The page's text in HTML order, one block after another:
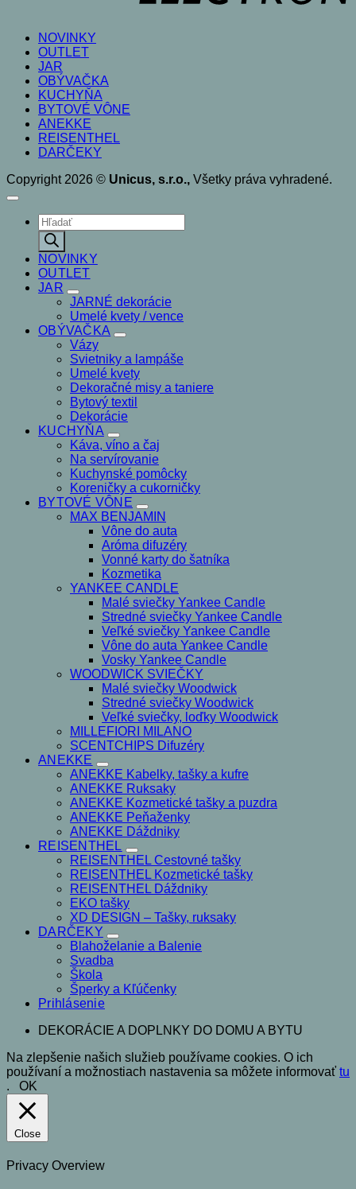
NOVINKY
OUTLET
JAR
OBÝVAČKA
KUCHYŇA
BYTOVÉ VÔNE
ANEKKE
REISENTHEL
DARČEKY
Copyright 2026 © Unicus, s.r.o., Všetky práva vyhradené.
Products
search
NOVINKY
OUTLET
JAR
JARNÉ dekorácie
Umelé kvety / vence
OBÝVAČKA
Vázy
Svietniky a lampáše
Umelé kvety
Dekoračné misy a taniere
Bytový textil
Dekorácie
KUCHYŇA
Káva, víno a čaj
Na servírovanie
Kuchynské pomôcky
Koreničky a cukorničky
BYTOVÉ VÔNE
MAX BENJAMIN
Vône do auta
Aróma difuzéry
Vonné karty do šatníka
Kozmetika
YANKEE CANDLE
Malé sviečky Yankee Candle
Stredné sviečky Yankee Candle
Veľké sviečky Yankee Candle
Vône do auta Yankee Candle
Vosky Yankee Candle
WOODWICK SVIEČKY
Malé sviečky Woodwick
Stredné sviečky Woodwick
Veľké sviečky, loďky Woodwick
MILLEFIORI MILANO
SCENTCHIPS Difuzéry
ANEKKE
ANEKKE Kabelky, tašky a kufre
ANEKKE Ruksaky
ANEKKE Kozmetické tašky a puzdra
ANEKKE Peňaženky
ANEKKE Dáždniky
REISENTHEL
REISENTHEL Cestovné tašky
REISENTHEL Kozmetické tašky
REISENTHEL Dáždniky
EKO tašky
XD DESIGN – Tašky, ruksaky
DARČEKY
Blahoželanie a Balenie
Svadba
Škola
Šperky a Kľúčenky
Prihlásenie
DEKORÁCIE A DOPLNKY DO DOMU A BYTU
Na zlepšenie našich služieb používame cookies. O ich
používaní a možnostiach nastavenia sa môžete informovať tu
. OK
Close
Privacy Overview